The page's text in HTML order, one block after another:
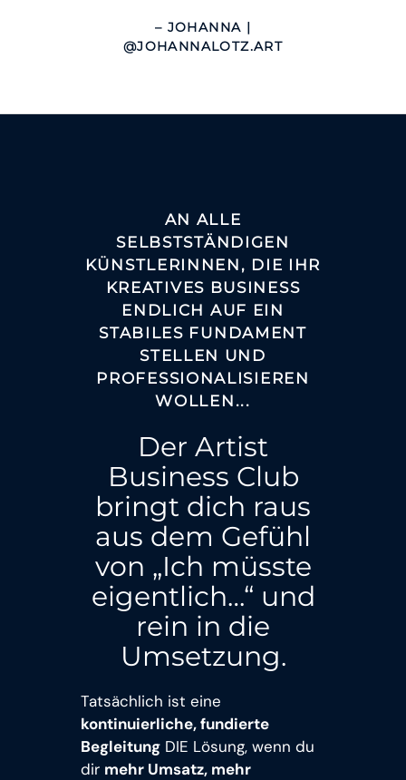
– JOHANNA |
@JOHANNALOTZ.ART
AN ALLE
SELBSTSTÄNDIGEN
KÜNSTLERINNEN, DIE IHR
KREATIVES BUSINESS
ENDLICH AUF EIN
STABILES FUNDAMENT
STELLEN UND
PROFESSIONALISIEREN
WOLLEN...
Der Artist
Business Club
bringt dich raus
aus dem Gefühl
von „Ich müsste
eigentlich…“ und
rein in die
Umsetzung.
Tatsächlich ist eine
kontinuierliche, fundierte
BegleitungDIE Lösung, wenn du
dir mehr Umsatz, mehr